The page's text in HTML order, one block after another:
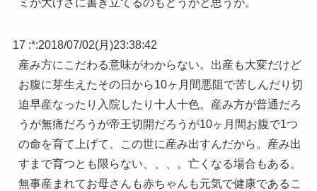
17 :*:2018/07/02(月)23:38:42
産み方にこだわる意味がわからない。出産も大変だけど
お腹に芽生えたその日から10ヶ月間悪阻で苦しんだり切
迫早産なったり入院したり十人十色。産み方が普通だろ
うが無痛だろうが帝王切開だろうが10ヶ月間お腹で1つ
の命を育て上げて、この世に産み出すんだから。産み出
すまで育つとも限らない、、、。亡くなる場合もある。
無事産まれてお母さんも赤ちゃんも元気で健康であるこ